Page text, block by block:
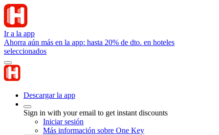
Ir a la app
Ahorra aún más en la app: hasta 20% de dto. en hoteles
seleccionados
Descargar la app
Sign in with your email to get instant discounts
Iniciar sesión
Más información sobre One Key